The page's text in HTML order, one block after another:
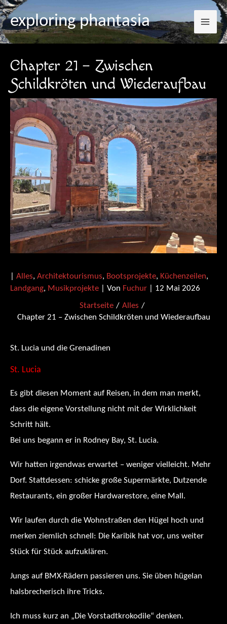
Zum
Inhalt
springen
exploring phantasia
Chapter 21 – Zwischen
Schildkröten und Wiederaufbau
Alles, Architektourismus, Bootsprojekte, Küchenzeilen,
Landgang, Musikprojekte | Von Fuchur
12 Mai 2026
Startseite
Alles
Chapter 21 – Zwischen Schildkröten und Wiederaufbau
St. Lucia und die Grenadinen
St. Lucia
Es gibt diesen Moment auf Reisen, in dem man merkt,
dass die eigene Vorstellung nicht mit der Wirklichkeit
Schritt hält.
Bei uns begann er in Rodney Bay, St. Lucia.
Wir hatten irgendwas erwartet – weniger vielleicht. Mehr
Dorf. Stattdessen: schicke große Supermärkte, Dutzende
Restaurants, ein großer Hardwarestore, eine Mall.
Wir laufen durch die Wohnstraßen den Hügel hoch und
merken ziemlich schnell: Die Karibik hat vor, uns weiter
Stück für Stück aufzuklären.
Jungs auf BMX-Rädern passieren uns. Sie üben hügelan
halsbrecherisch ihre Tricks.
Ich muss kurz an „Die Vorstadtkrokodile“ denken.
Post
navigation